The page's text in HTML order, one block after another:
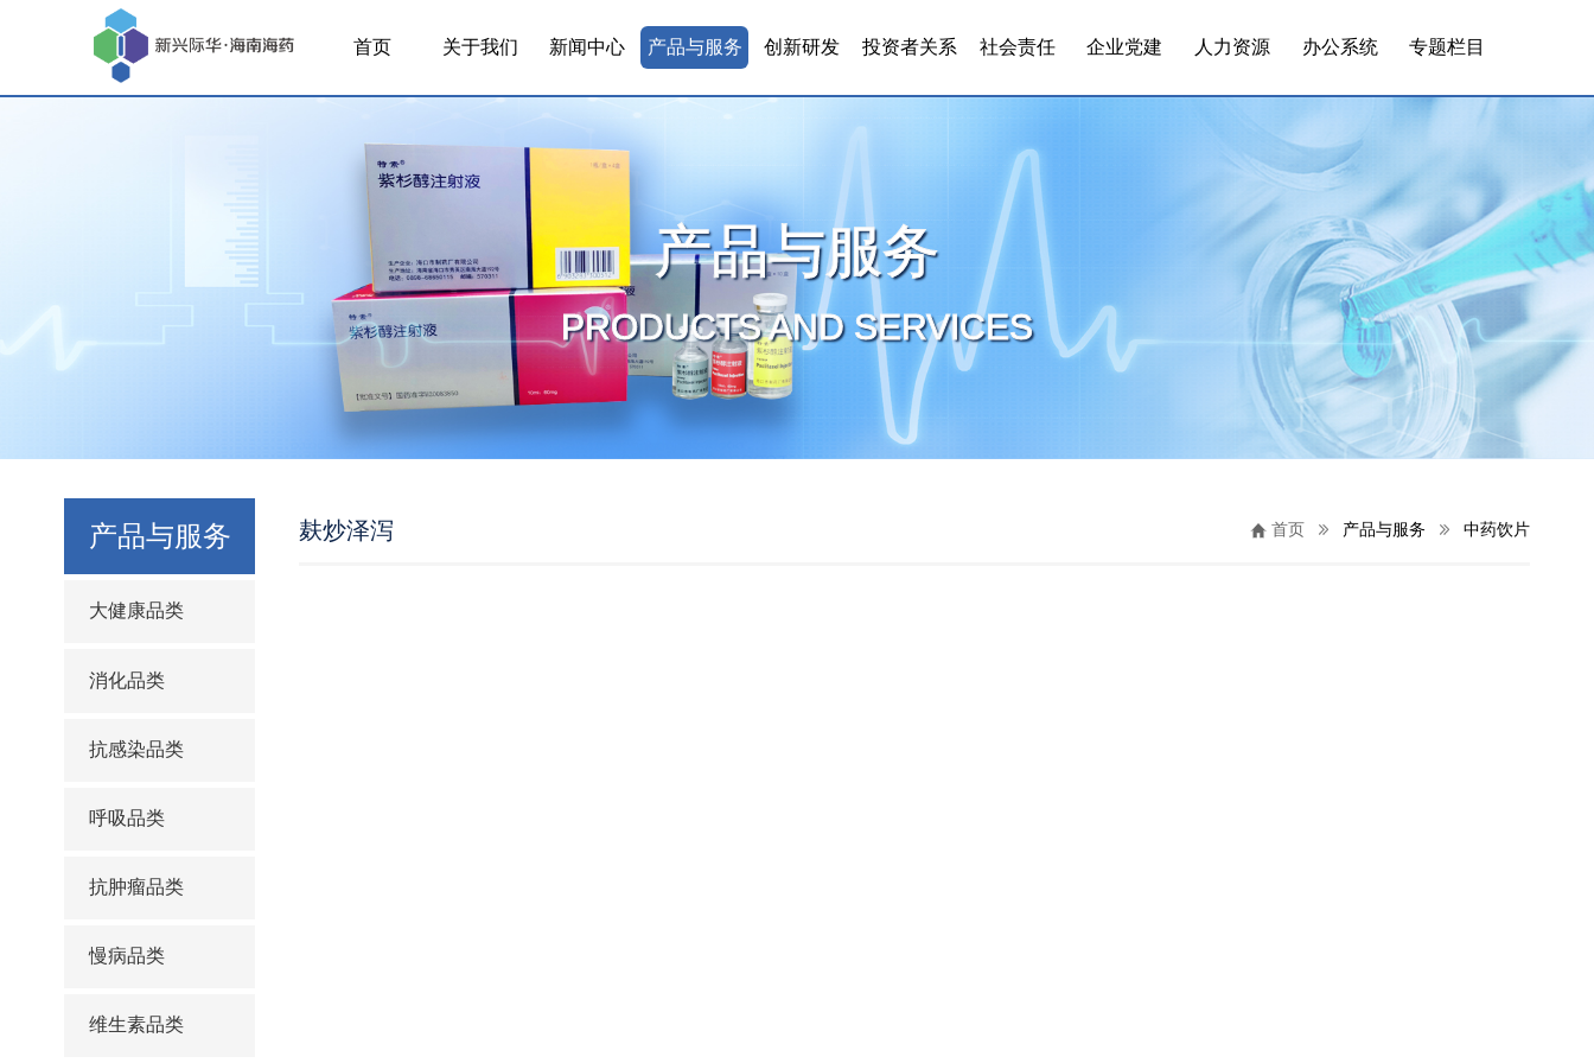
首页 关于我们 新闻中心 产品与服务 创新研发 投资者关系 社会责任 企业党建 人力资源 办公系统 专题栏目
产品与服务
PRODUCTS AND SERVICES
产品与服务
大健康品类
消化品类
抗感染品类
呼吸品类
抗肿瘤品类
慢病品类
维生素品类
麸炒泽泻 首页 产品与服务 中药饮片